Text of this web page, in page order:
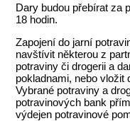
Dary budou přebírat za
18 hodin.
Zapojení do jarní
navštívit některou z
potraviny či drogerii a
pokladnami, nebo vložit
Vybrané potraviny a
potravinových bank
výdejen potravinové